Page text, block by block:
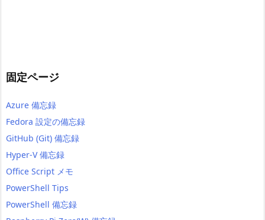
固定ページ
Azure 備忘録
Fedora 設定の備忘録
GitHub (Git) 備忘録
Hyper-V 備忘録
Office Script メモ
PowerShell Tips
PowerShell 備忘録